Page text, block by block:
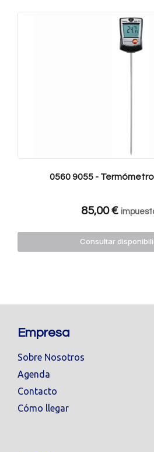
0560 9055 -
85,00€
Consultar
Empresa
Sobre Nosotros
Agenda
Contacto
Cómo llegar